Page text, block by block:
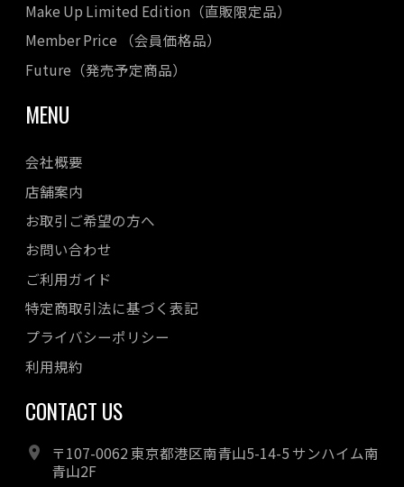
Make Up Limited Edition（直販限定品）
Member Price （会員価格品）
Future（発売予定商品）
MENU
会社概要
店舗案内
お取引ご希望の方へ
お問い合わせ
ご利用ガイド
特定商取引法に基づく表記
プライバシーポリシー
利用規約
CONTACT US
〒107-0062 東京都港区南青山5-14-5 サンハイム南
青山2F